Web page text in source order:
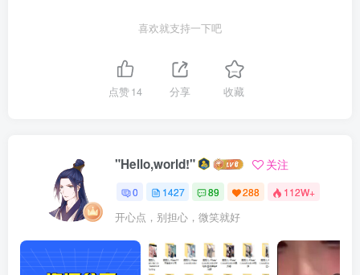
喜欢就支持一下吧
点赞14 分享 收藏
"Hello,world!" 关注
0 1427 89 288 112W+
开心点，别担心，微笑就好